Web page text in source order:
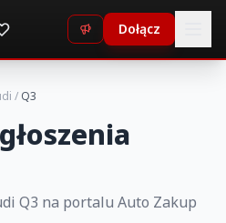
Dołącz
/ Q3
Q3 na portalu Auto Zakup